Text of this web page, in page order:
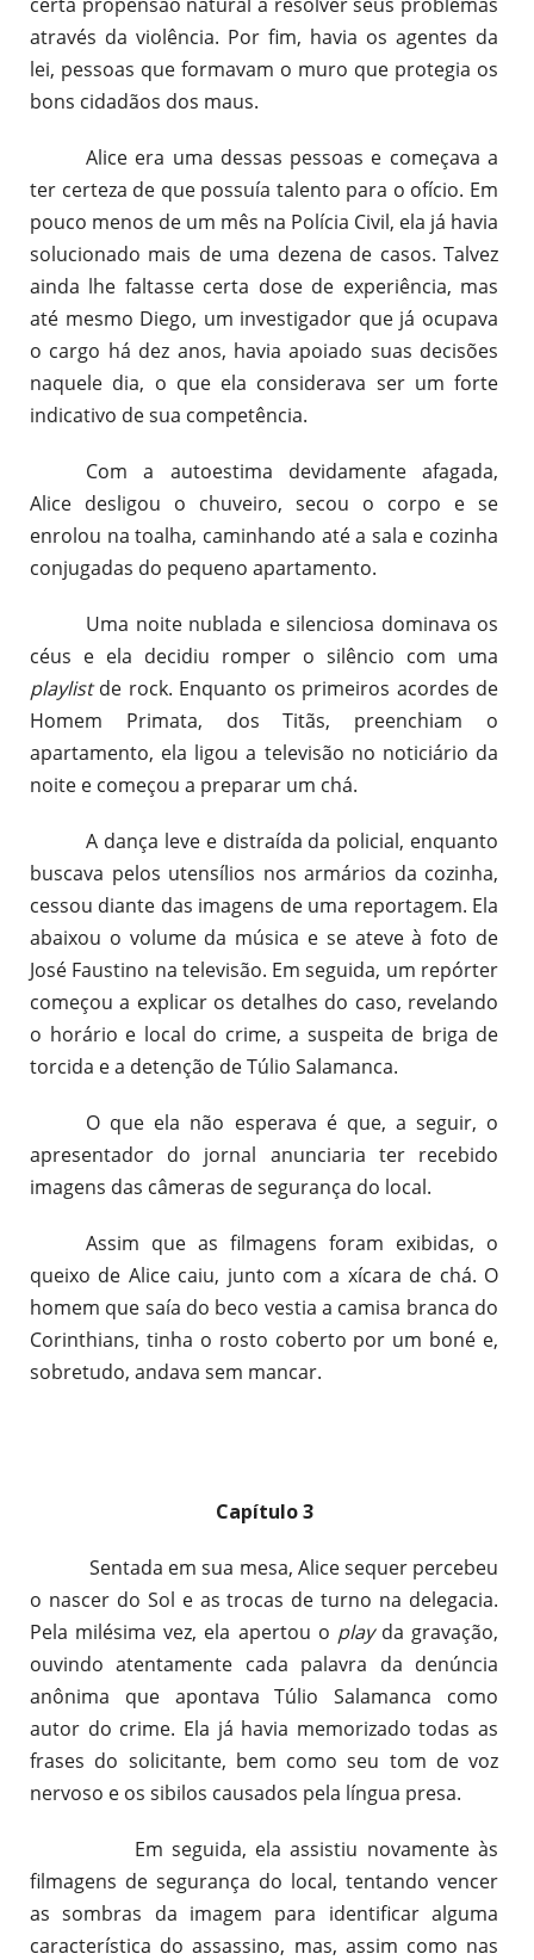
através da violência. Por fim, havia os agentes da
lei, pessoas que formavam o muro que protegia os
bons cidadãos dos maus.
Alice era uma dessas pessoas e começava a
ter certeza de que possuía talento para o ofício. Em
pouco menos de um mês na Polícia Civil, ela já havia
solucionado mais de uma dezena de casos. Talvez
ainda lhe faltasse certa dose de experiência, mas
até mesmo Diego, um investigador que já ocupava
o cargo há dez anos, havia apoiado suas decisões
naquele dia, o que ela considerava ser um forte
indicativo de sua competência.
Com a autoestima devidamente afagada,
Alice desligou o chuveiro, secou o corpo e se
enrolou na toalha, caminhando até a sala e cozinha
conjugadas do pequeno apartamento.
Uma noite nublada e silenciosa dominava os
céus e ela decidiu romper o silêncio com uma
playlistde rock. Enquanto os primeiros acordes de
Homem Primata, dos Titãs, preenchiam o
apartamento, ela ligou a televisão no noticiário da
noite e começou a preparar um chá.
A dança leve e distraída da policial, enquanto
buscava pelos utensílios nos armários da cozinha,
cessou diante das imagens de uma reportagem. Ela
abaixou o volume da música e se ateve à foto de
José Faustino na televisão. Em seguida, um repórter
começou a explicar os detalhes do caso, revelando
o horário e local do crime, a suspeita de briga de
torcida e a detenção de Túlio Salamanca.
O que ela não esperava é que, a seguir, o
apresentador do jornal anunciaria ter recebido
imagens das câmeras de segurança do local.
Assim que as filmagens foram exibidas, o
queixo de Alice caiu, junto com a xícara de chá. O
homem que saía do beco vestia a camisa branca do
Corinthians, tinha o rosto coberto por um boné e,
sobretudo, andava sem mancar.
Capítulo 3
Sentada em sua mesa, Alice sequer percebeu
o nascer do Sol e as trocas de turno na delegacia.
Pela milésima vez, ela apertou o playda gravação,
ouvindo atentamente cada palavra da denúncia
anônima que apontava Túlio Salamanca como
autor do crime. Ela já havia memorizado todas as
frases do solicitante, bem como seu tom de voz
nervoso e os sibilos causados pela língua presa.
Em seguida, ela assistiu novamente às
filmagens de segurança do local, tentando vencer
as sombras da imagem para identificar alguma
característica do assassino, mas, assim como nas